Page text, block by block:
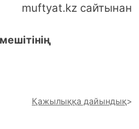
muftyat.kz сайтынан
Қажылыққа дайындық